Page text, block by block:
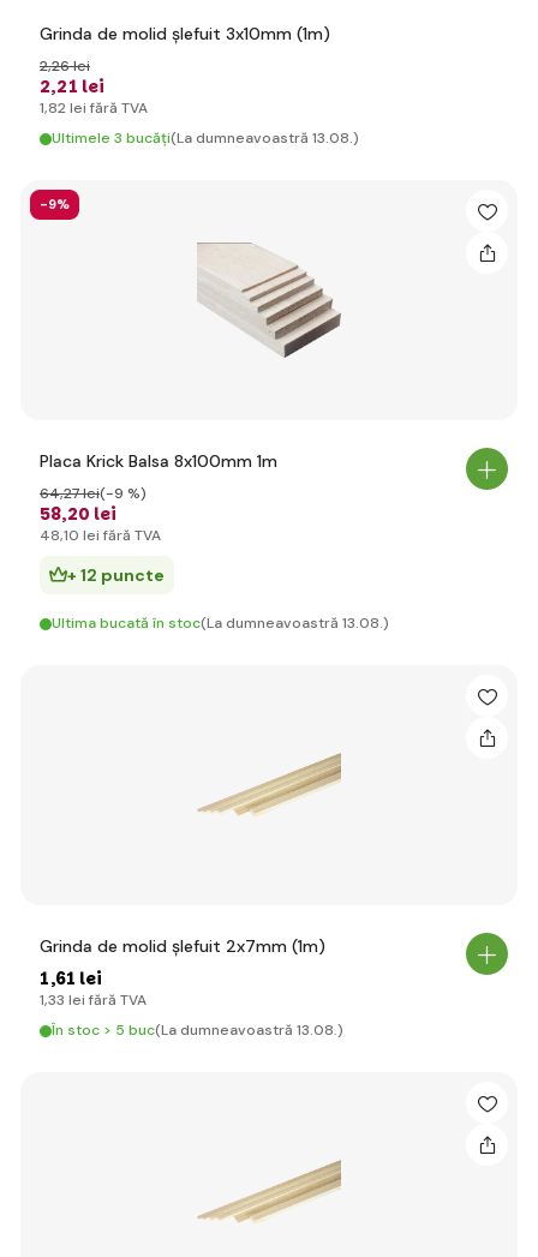
Grinda de molid șlefuit 3x10mm (1m)
2,21 lei
2,26 lei
1,82 lei fără TVA
Ultimele 3 bucăți(La dumneavoastră 13.08.)
-9%
Placa Krick Balsa 8x100mm 1m
58,20 lei
64,27 lei(-9 %)
48,10 lei fără TVA
+ 12 puncte
Ultima bucată în stoc(La dumneavoastră 13.08.)
Grinda de molid șlefuit 2x7mm (1m)
1,61 lei
1,33 lei fără TVA
În stoc > 5 buc(La dumneavoastră 13.08.)